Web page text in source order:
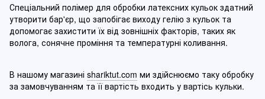
Спеціальний полімер для обробки латексних кульок здатний
утворити бар'єр, що запобігає виходу гелію з кульок та
допомогає захистити їх від зовнішніх факторів, таких як
волога, сонячне проміння та температурні коливання.
В нашому магазині shariktut.com ми здійснюємо таку обробку
за замовчуванням та її вартість входить у вартісь кульки.